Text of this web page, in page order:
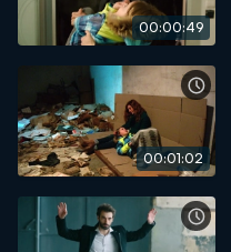
00:00:49
00:01:02